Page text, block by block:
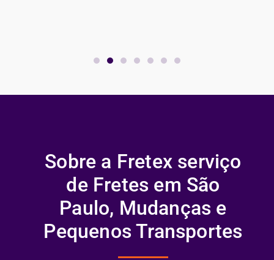
Sobre a Fretex serviço
de Fretes em São
Paulo, Mudanças e
Pequenos Transportes